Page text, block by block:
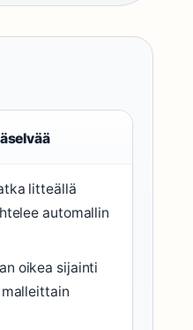
litteällä
automallin
oikea sijainti